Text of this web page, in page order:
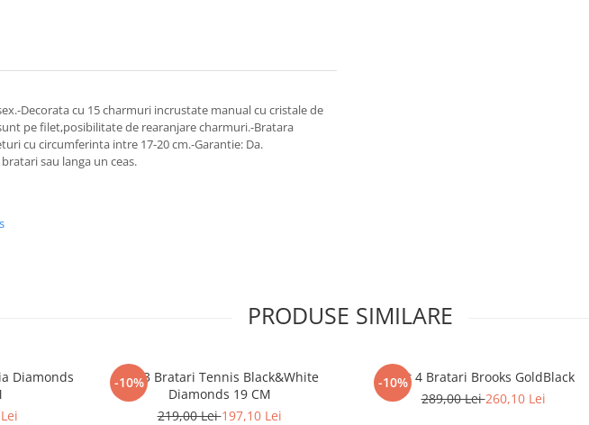
Decorata cu 15 charmuri incrustate manual cu cristale de
pe filet,posibilitate de rearanjare charmuri.-Bratara
cu circumferinta intre 17-20 cm.-Garantie: Da.
sau langa un ceas.
PRODUSE SIMILARE
Diamonds
-10%
Set 3 Bratari Tennis Black&White
Diamonds 19 CM
219,00 Lei197,10 Lei
-10%Set 4 Bratari Brooks GoldBlack
289,00 Lei260,10 Lei